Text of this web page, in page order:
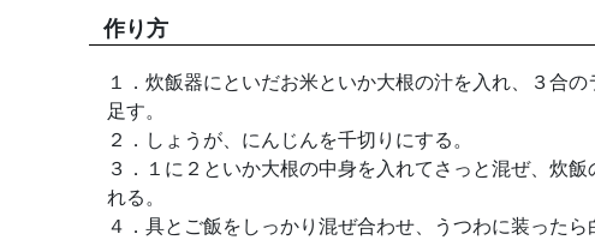
作り方
１．炊飯器にといだお米といか大根の汁を入れ、３合
足す。
２．しょうが、にんじんを千切りにする。
３．１に２といか大根の中身を入れてさっと混ぜ、炊飯
れる。
４．具とご飯をしっかり混ぜ合わせ、うつわに装ったら